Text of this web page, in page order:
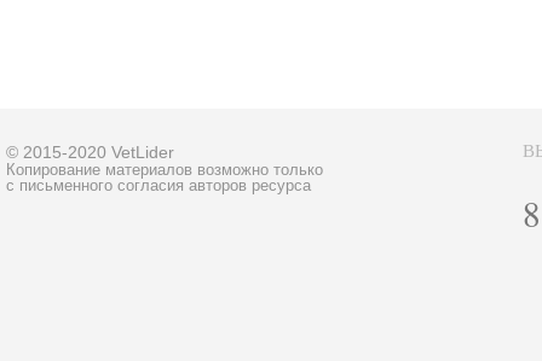
© 2015-2020 VetLider
Копирование материалов возможно только
с письменного согласия авторов ресурса